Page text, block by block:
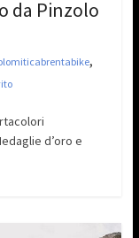
da Pinzolo
,
d’oro e